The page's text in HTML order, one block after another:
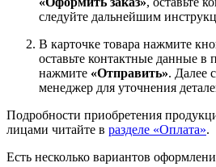
следуйте дальнейшим
В карточке товара нажмите
оставьте контактные данные в
нажмите «Отправить». Далее
менеджер для уточнения
Подробности приобретения
лицами читайте в разделе «Оплата».
Есть несколько вариантов